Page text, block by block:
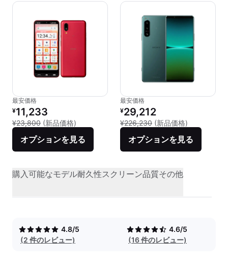
最安価格
リファービッシュ品の価格：
¥11,233
¥23,800 (新品価格) 新品との比較：¥23,800
オプションを見る
最安価格
リファービッシュ品の価格：
¥29,212
¥226,230 (新品価格)
オプションを見る
購入可能なモデル耐久性スクリーン品質その他
4.8/5
(2 件のレビュー)
4.6/5
(16 件のレビュー)